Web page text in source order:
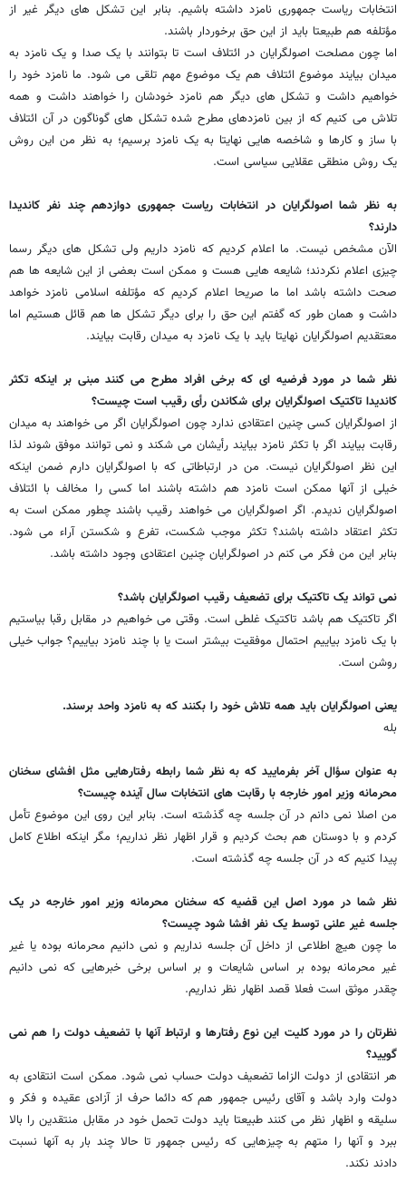
انتخابات ریاست جمهوری نامزد داشته باشیم. بنابر این تشکل های دیگر غیر از
مؤتلفه هم طبیعتا باید از این حق برخوردار باشند.
اما چون مصلحت اصولگرایان در ائتلاف است تا بتوانند با یک صدا و یک نامزد به
میدان بیایند موضوع ائتلاف هم یک موضوع مهم تلقی می شود. ما نامزد خود را
خواهیم داشت و تشکل های دیگر هم نامزد خودشان را خواهند داشت و همه
تلاش می کنیم که از بین نامزدهای مطرح شده تشکل های گوناگون در آن ائتلاف
با ساز و کارها و شاخصه هایی نهایتا به یک نامزد برسیم؛ به نظر من این روش
یک روش منطقی عقلایی سیاسی است.
به نظر شما اصولگرایان در انتخابات ریاست جمهوری دوازدهم چند نفر کاندیدا
دارند؟
الآن مشخص نیست. ما اعلام کردیم که نامزد داریم ولی تشکل های دیگر رسما
چیزی اعلام نکردند؛ شایعه هایی هست و ممکن است بعضی از این شایعه ها هم
صحت داشته باشد اما ما صریحا اعلام کردیم که مؤتلفه اسلامی نامزد خواهد
داشت و همان طور که گفتم این حق را برای دیگر تشکل ها هم قائل هستیم اما
معتقدیم اصولگرایان نهایتا باید با یک نامزد به میدان رقابت بیایند.
نظر شما در مورد فرضیه ای که برخی افراد مطرح می کنند مبنی بر اینکه تکثر
کاندیدا تاکتیک اصولگرایان برای شکاندن رأی رقیب است چیست؟
از اصولگرایان کسی چنین اعتقادی ندارد چون اصولگرایان اگر می خواهند به میدان
رقابت بیایند اگر با تکثر نامزد بیایند رأیشان می شکند و نمی توانند موفق شوند لذا
این نظر اصولگرایان نیست. من در ارتباطاتی که با اصولگرایان دارم ضمن اینکه
خیلی از آنها ممکن است نامزد هم داشته باشند اما کسی را مخالف با ائتلاف
اصولگرایان ندیدم. اگر اصولگرایان می خواهند رقیب باشند چطور ممکن است به
تکثر اعتقاد داشته باشند؟ تکثر موجب شکست، تفرع و شکستن آراء می شود.
بنابر این من فکر می کنم در اصولگرایان چنین اعتقادی وجود داشته باشد.
نمی تواند یک تاکتیک برای تضعیف رقیب اصولگرایان باشد؟
اگر تاکتیک هم باشد تاکتیک غلطی است. وقتی می خواهیم در مقابل رقبا بیاستیم
با یک نامزد بیاییم احتمال موفقیت بیشتر است یا با چند نامزد بیاییم؟ جواب خیلی
روشن است.
یعنی اصولگرایان باید همه تلاش خود را بکنند که به نامزد واحد برسند.
بله
به عنوان سؤال آخر بفرمایید که به نظر شما رابطه رفتارهایی مثل افشای سخنان
محرمانه وزیر امور خارجه با رقابت های انتخابات سال آینده چیست؟
من اصلا نمی دانم در آن جلسه چه گذشته است. بنابر این روی این موضوع تأمل
کردم و با دوستان هم بحث کردیم و قرار اظهار نظر نداریم؛ مگر اینکه اطلاع کامل
پیدا کنیم که در آن جلسه چه گذشته است.
نظر شما در مورد اصل این قضیه که سخنان محرمانه وزیر امور خارجه در یک
جلسه غیر علنی توسط یک نفر افشا شود چیست؟
ما چون هیچ اطلاعی از داخل آن جلسه نداریم و نمی دانیم محرمانه بوده یا غیر
غیر محرمانه بوده بر اساس شایعات و بر اساس برخی خبرهایی که نمی دانیم
چقدر موثق است فعلا قصد اظهار نظر نداریم.
نظرتان را در مورد کلیت این نوع رفتارها و ارتباط آنها با تضعیف دولت را هم نمی
گویید؟
هر انتقادی از دولت الزاما تضعیف دولت حساب نمی شود. ممکن است انتقادی به
دولت وارد باشد و آقای رئیس جمهور هم که دائما حرف از آزادی عقیده و فکر و
سلیقه و اظهار نظر می کنند طبیعتا باید دولت تحمل خود در مقابل منتقدین را بالا
ببرد و آنها را متهم به چیزهایی که رئیس جمهور تا حالا چند بار به آنها نسبت
دادند نکند.